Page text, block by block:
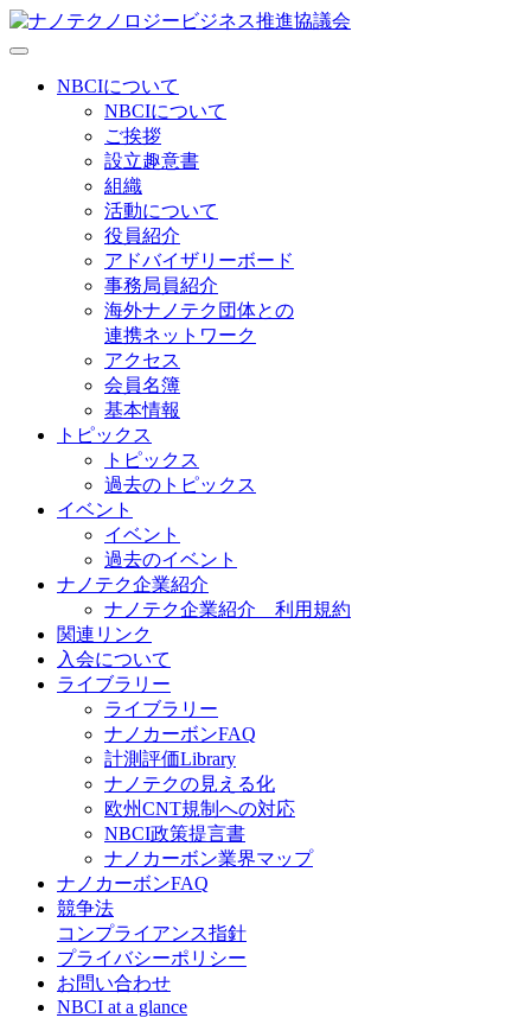
NBCIについて
NBCIについて
ご挨拶
設立趣意書
組織
活動について
役員紹介
アドバイザリーボード
事務局員紹介
海外ナノテク団体との
連携ネットワーク
アクセス
会員名簿
基本情報
トピックス
トピックス
過去のトピックス
イベント
イベント
過去のイベント
ナノテク企業紹介
ナノテク企業紹介 利用規約
関連リンク
入会について
ライブラリー
ライブラリー
ナノカーボンFAQ
計測評価Library
ナノテクの見える化
欧州CNT規制への対応
NBCI政策提言書
ナノカーボン業界マップ
ナノカーボンFAQ
競争法
コンプライアンス指針
プライバシーポリシー
お問い合わせ
NBCI at a glance